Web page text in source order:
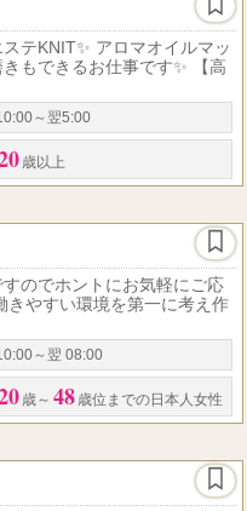
テKNIT✨ アロマオイルマッ
もできるお仕事です✨ 【高
～翌5:00
歳以上
のでホントにお気軽にご応
きやすい環境を第一に考え作
～翌 08:00
歳～ 48 歳位までの日本人女性